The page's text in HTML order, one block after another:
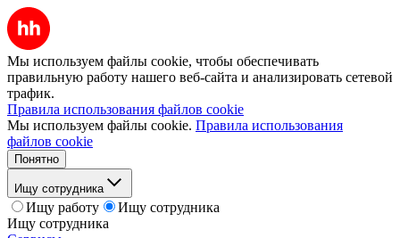
Мы используем файлы cookie, чтобы обеспечивать
правильную работу нашего веб-сайта и анализировать сетевой
трафик.
Правила использования файлов cookie
Мы используем файлы cookie. Правила использования
файлов cookie
Понятно
Ищу сотрудника
Ищу работу
Ищу сотрудника
Ищу сотрудника